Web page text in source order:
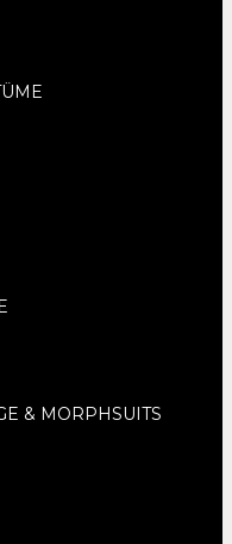
& MORPHSUITS